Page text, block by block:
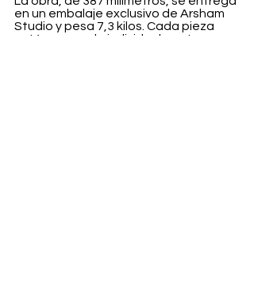
en un embalaje exclusivo de Arsham
Studio y pesa 7,3 kilos. Cada pieza
está numerada individualmente